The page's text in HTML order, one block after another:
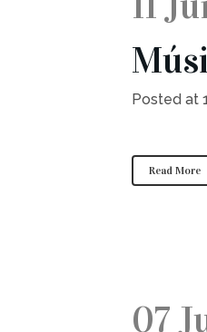
Posted at
Read More
07